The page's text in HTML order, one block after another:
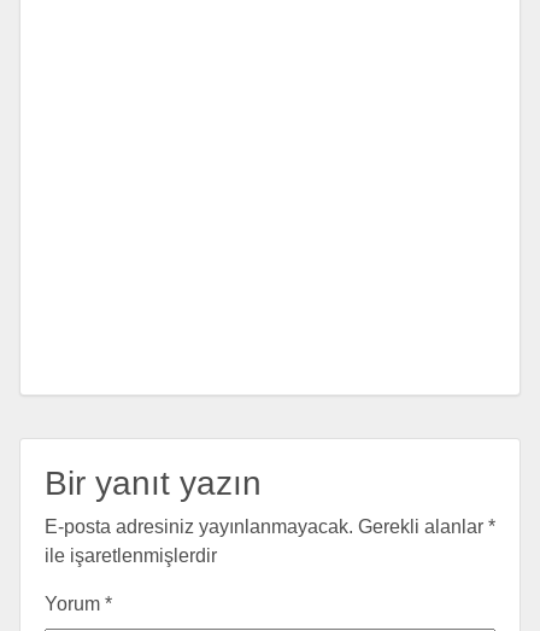
Bir yanıt yazın
E-posta adresiniz yayınlanmayacak. Gerekli alanlar *
ile işaretlenmişlerdir
Yorum *